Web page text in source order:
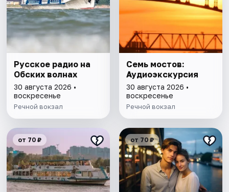
Русское радио на
Обских волнах
30 августа 2026 •
воскресенье
Речной вокзал
Семь мостов:
Аудиоэкскурсия
30 августа 2026 •
воскресенье
Речной вокзал
от 70 ₽ от 70 ₽